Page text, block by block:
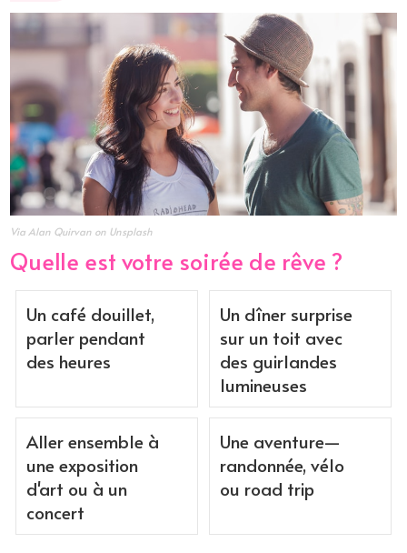
Via Alan Quirvan on Unsplash
Quelle est votre soirée de rêve ?
Un café douillet,
parler pendant
des heures
Un dîner surprise
sur un toit avec
des guirlandes
lumineuses
Aller ensemble à
une exposition
d'art ou à un
concert
Une aventure—
randonnée, vélo
ou road trip